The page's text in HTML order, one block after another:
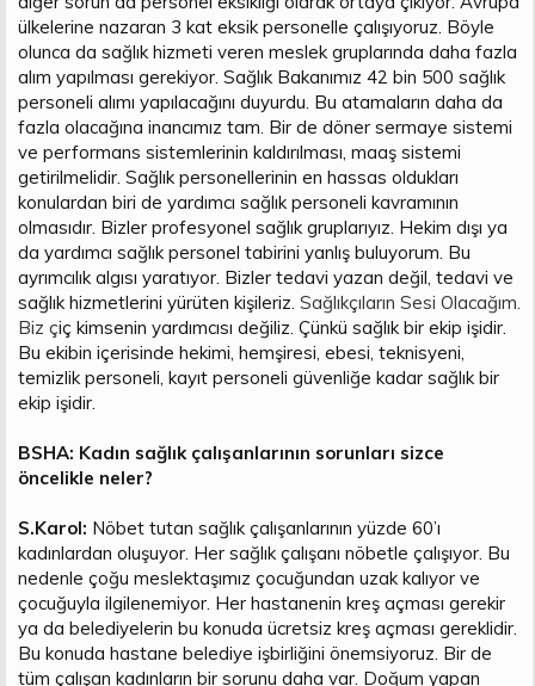
ülkelerine nazaran 3 kat eksik personelle çalışıyoruz. Böyle
olunca da sağlık hizmeti veren meslek gruplarında daha fazla
alım yapılması gerekiyor. Sağlık Bakanımız 42 bin 500 sağlık
personeli alımı yapılacağını duyurdu. Bu atamaların daha da
fazla olacağına inancımız tam. Bir de döner sermaye sistemi
ve performans sistemlerinin kaldırılması, maaş sistemi
getirilmelidir. Sağlık personellerinin en hassas oldukları
konulardan biri de yardımcı sağlık personeli kavramının
olmasıdır. Bizler profesyonel sağlık gruplarıyız. Hekim dışı ya
da yardımcı sağlık personel tabirini yanlış buluyorum. Bu
ayrımcılık algısı yaratıyor. Bizler tedavi yazan değil, tedavi ve
sağlık hizmetlerini yürüten kişileriz. Sağlıkçıların Sesi Olacağım.
Biz çiç kimsenin yardımcısı değiliz. Çünkü sağlık bir ekip işidir.
Bu ekibin içerisinde hekimi, hemşiresi, ebesi, teknisyeni,
temizlik personeli, kayıt personeli güvenliğe kadar sağlık bir
ekip işidir.
BSHA: Kadın sağlık çalışanlarının sorunları sizce
öncelikle neler?
S.Karol: Nöbet tutan sağlık çalışanlarının yüzde 60’ı
kadınlardan oluşuyor. Her sağlık çalışanı nöbetle çalışıyor. Bu
nedenle çoğu meslektaşımız çocuğundan uzak kalıyor ve
çocuğuyla ilgilenemiyor. Her hastanenin kreş açması gerekir
ya da belediyelerin bu konuda ücretsiz kreş açması gereklidir.
Bu konuda hastane belediye işbirliğini önemsiyoruz. Bir de
tüm çalışan kadınların bir sorunu daha var. Doğum yapan